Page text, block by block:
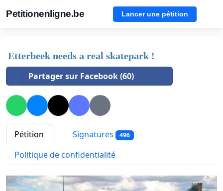
Petitionenligne.be Lancer une pétition
Etterbeek needs a real skatepark !
Partager sur Facebook (60)
Pétition Signatures 496
Politique de confidentialité